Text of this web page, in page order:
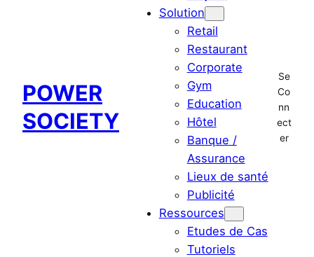
POWER
SOCIETY
Solution
Retail
Restaurant
Corporate
Gym
Education
Hôtel
Banque /
Assurance
Lieux de santé
Publicité
Ressources
Etudes de Cas
Tutoriels
Se
Co
nn
ect
er